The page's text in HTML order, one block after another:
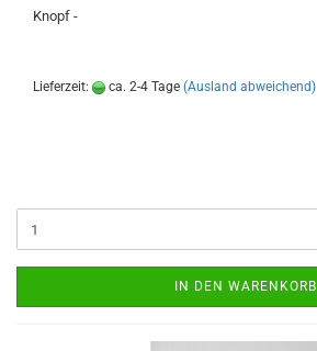
Knopf -
Lieferzeit: ca. 2-4 Tage (Ausland abweichend)
IN DEN WARENKORB